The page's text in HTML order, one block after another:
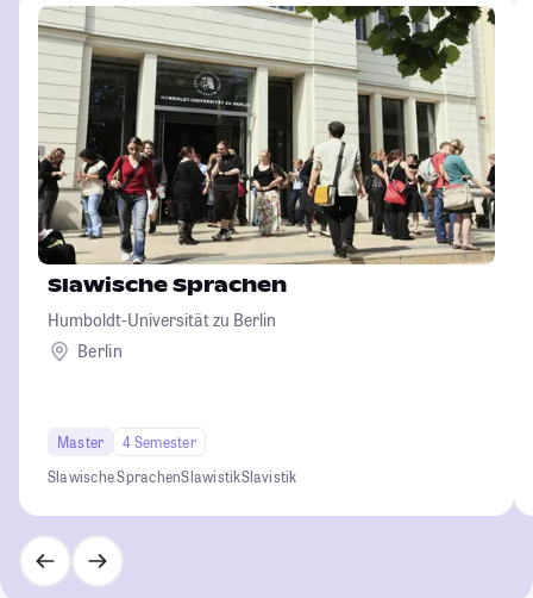
Slawische Sprachen
Humboldt-Universität zu Berlin
Berlin
Master
4 Semester
Slawische SprachenSlawistikSlavistik